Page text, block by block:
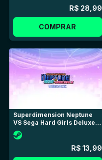
R$ 28,99
COMPRAR
Superdimension Neptune
VS Sega Hard Girls Deluxe
DLC
R$ 13,99